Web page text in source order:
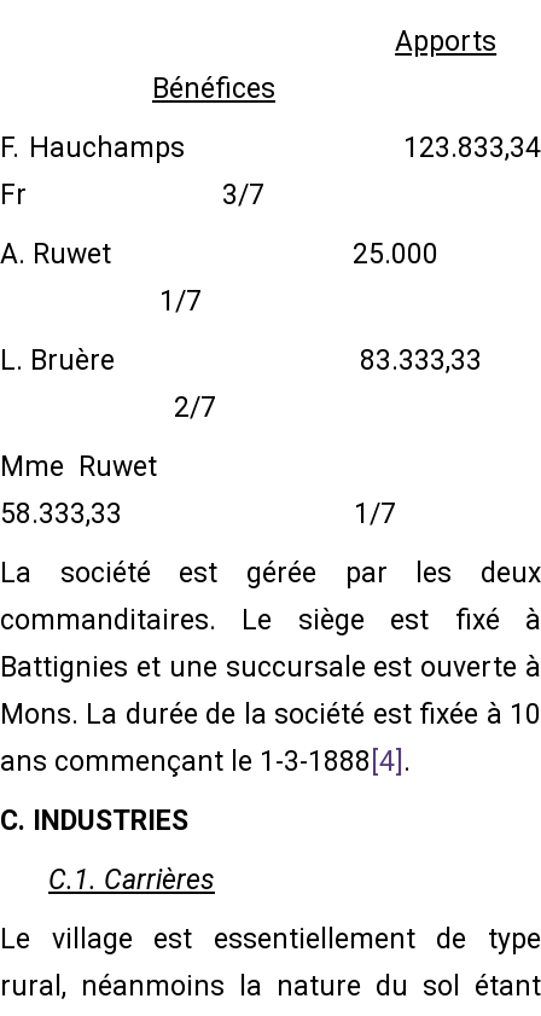
Apports
Bénéfices
F. Hauchamps 123.833,34
Fr 3/7
A. Ruwet 25.000
1/7
L. Bruère 83.333,33
2/7
Mme Ruwet
58.333,33 1/7
La société est gérée par les deux
commanditaires. Le siège est fixé à
Battignies et une succursale est ouverte à
Mons. La durée de la société est fixée à 10
ans commençant le 1-3-1888 [4] .
C.
INDUSTRIES
C.1. Carrières
Le village est essentiellement de type
rural, néanmoins la nature du sol étant